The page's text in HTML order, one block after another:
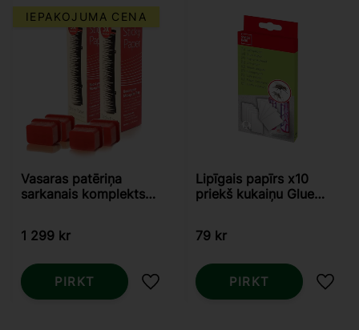
Vasaras patēriņa
sarkanais komplekts
1 299 kr
IEPAKOJUMA CENA
Pievienot vēlmjām
PIRKT
Lipīgais papīrs x10
priekš kukaiņu Glue
79 kr
PIRKT